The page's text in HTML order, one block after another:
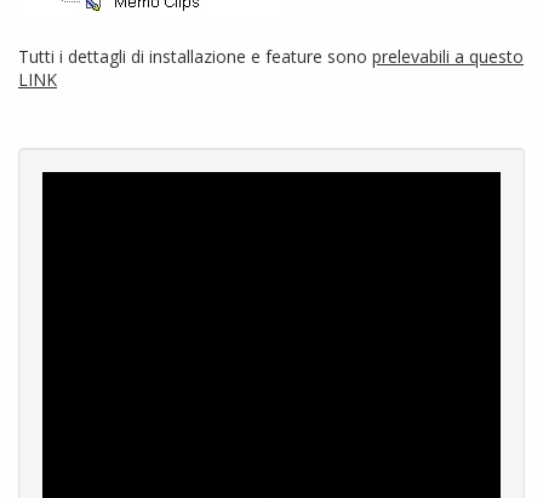
Tutti i dettagli di installazione e feature sono prelevabili a questo
LINK